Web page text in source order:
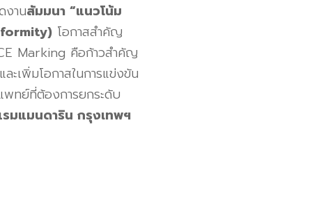
านสัมมนา “แนวโน้ม
โอกาสสำคัญ
Marking คือก้าวสำคัญ
เพิ่มโอกาสในการแข่งขัน
พทย์ที่ต้องการยกระดับ
มแมนดาริน กรุงเทพฯ